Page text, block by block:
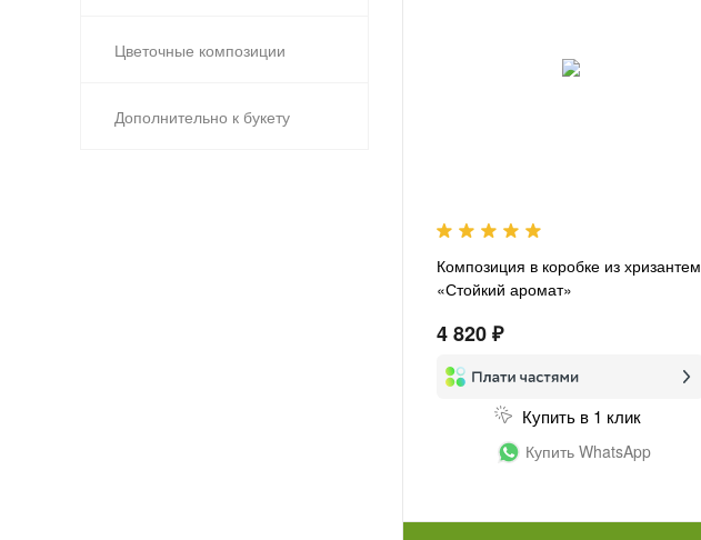
Цветочные композиции
Дополнительно к букету
Композиция в коробке из хризантем
«Стойкий аромат»
4 820 ₽
Купить в 1 клик
Купить WhatsApp